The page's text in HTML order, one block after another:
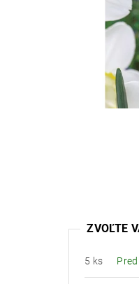
ZVOĽTE
5 ks